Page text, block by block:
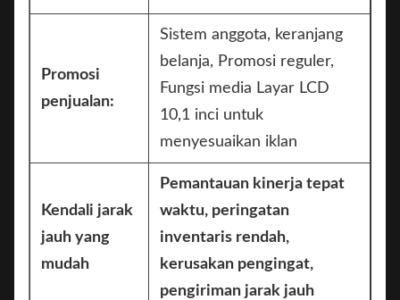
Promosi
penjualan:
Sistem anggota, keranjang
belanja, Promosi reguler,
Fungsi media Layar LCD
10,1 inci untuk
menyesuaikan iklan
Kendali jarak
jauh yang
mudah
Pemantauan kinerja tepat
waktu, peringatan
inventaris rendah,
kerusakan pengingat,
pengiriman jarak jauh